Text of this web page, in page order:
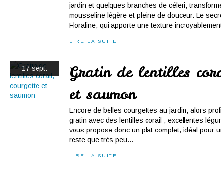
jardin et quelques branches de céleri,
mousseline légère et pleine de douceur. Le
Floraline, qui apporte une texture
LIRE LA SUITE
17 sept.
Gratin de lentilles
et saumon
Encore de belles courgettes au jardin, alors
gratin avec des lentilles corail ; excellentes
vous propose donc un plat complet, idéal pour
reste que très peu...
LIRE LA SUITE